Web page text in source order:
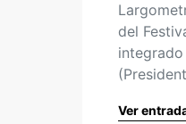
del
Ver